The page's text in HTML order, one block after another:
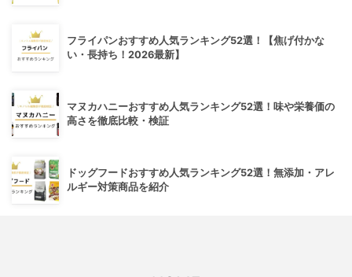
フライパンおすすめ人気ランキング52選！【焦げ付かな
い・長持ち！2026最新】
マヌカハニーおすすめ人気ランキング52選！味や栄養価の
高さを徹底比較・検証
ドッグフードおすすめ人気ランキング52選！無添加・アレ
ルギー対策商品を紹介